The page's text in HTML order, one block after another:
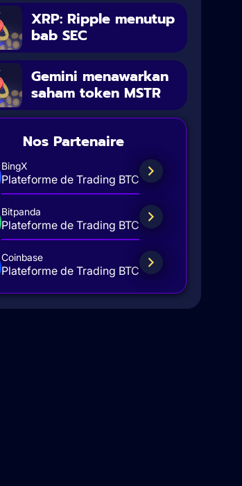
XRP: Ripple menutup
bab SEC
Gemini menawarkan
saham token MSTR
Nos Partenaire
BingX
Plateforme de Trading BTC
Bitpanda
Plateforme de Trading BTC
Coinbase
Plateforme de Trading BTC